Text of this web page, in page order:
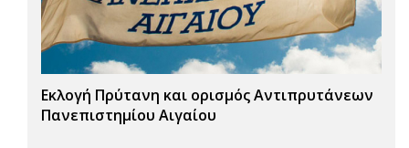
Εκλογή Πρύτανη και ορισμός Αντιπρυτάνεων
Πανεπιστημίου Αιγαίου